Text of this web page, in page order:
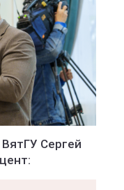
Сергей